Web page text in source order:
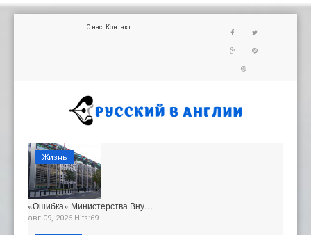
О нас Контакт
«Ошибка» Министерства Вну…
авг 09, 2026 Hits:69
Жизнь